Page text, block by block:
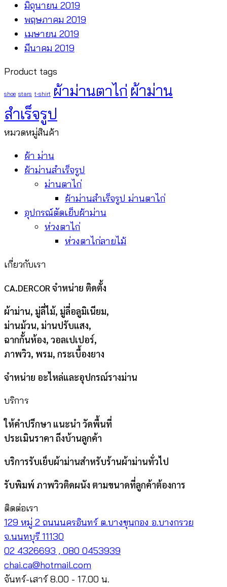
มิถุนายน 2019
พฤษภาคม 2019
เมษายน 2019
มีนาคม 2019
Product tags
shoe stars t-shirt ผ้าม่านตาไก่ ผ้าม่าน
สำเร็จรูป
หมวดหมู่สินค้า
ผ้า ม่าน
ผ้าม่านสำเร็จรูป
ม่านตาไก่
ผ้าม่านสำเร็จรูป ม่านตาไก่
อุปกรณ์ตัดเย็บผ้าม่าน
ห่วงตาไก่
ห่วงตาไก่ลายไม้
เกี่ยวกับเรา
CA.DERCOR จำหน่าย ติดตั้ง
ผ้าม่าน, มู่ลี่ไม้, มู่ลี่อลูมิเนียม,
ม่านม้วน, ม่านปรับแสง,
ฉากกั้นห้อง, วอลเปเปอร์,
ภาพวิว, พรม, กระเบื้องยาง
จำหน่าย อะไหล่และอุปกรณ์รางม่าน
บริการ
ให้คำปรึกษา แนะนำ วัดพื้นที่
ประเมินราคา ถึงบ้านลูกค้า
บริการรับเย็บผ้าม่านสำหรับร้านผ้าม่านทั่วไป
รับพิมพ์ ภาพวิวติดผนัง ตามขนาดที่ลูกค้าต้องการ
ติดต่อเรา
129 หมู่ 2 ถนนนครอินทร์ ต.บางขุนกอง อ.บางกรวย
จ.นนทบุรี 11130
02 4326693 , 080 0453939
chai.ca@hotmail.com
จันทร์-เสาร์ 8.00 - 17.00 น.